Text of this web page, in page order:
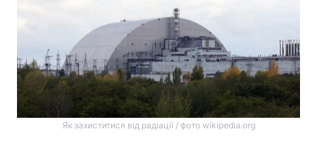
Як захиститися від радіації / фото wikipedia.org